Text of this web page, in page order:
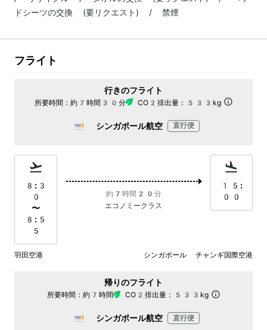
ドシーツの交換 (要リクエスト) / 禁煙
フライト
行きのフライト
所要時間： 約7時間30分 CO2排出量： 533kg
シンガポール航空 直行便
8:3
0
〜
8:5
5
約7時間20分
エコノミークラス
15:
00
羽田空港 シンガポール チャンギ国際空港
帰りのフライト
所要時間： 約7時間 CO2排出量： 533kg
シンガポール航空 直行便